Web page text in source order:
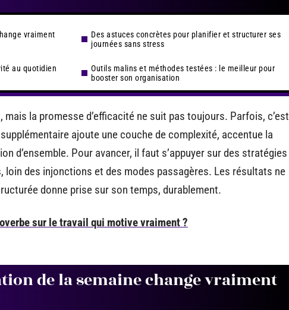
vraiment
au quotidien
Des astuces concrètes pour planifier et structurer ses
journées sans stress
Outils malins et méthodes testées : le meilleur pour
booster son organisation
la promesse d’efficacité ne suit pas toujours. Parfois, c’est
ajoute une couche de complexité, accentue la
d’ensemble. Pour avancer, il faut s’appuyer sur des stratégies
loin des injonctions et des modes passagères. Les résultats ne
donne prise sur son temps, durablement.
sur le travail qui motive vraiment ?
de la semaine change vraiment